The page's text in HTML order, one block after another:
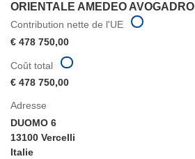
ORIENTALE AMEDEO AVOGADRO
Contribution nette de l'UE
€ 478 750,00
Adresse
DUOMO 6
13100 Vercelli
Italie
Coût total
€ 478 750,00